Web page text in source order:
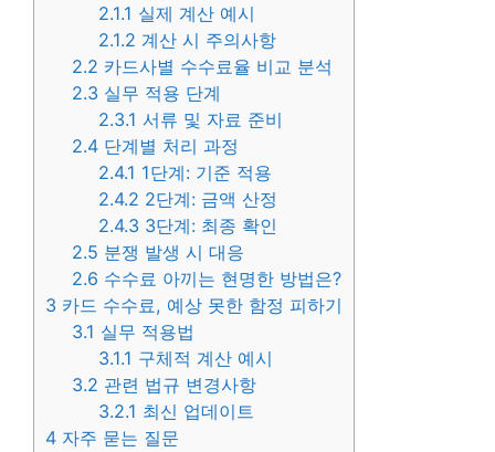
2.1.1 실제 계산 예시
2.1.2 계산 시 주의사항
2.2 카드사별 수수료율 비교 분석
2.3 실무 적용 단계
2.3.1 서류 및 자료 준비
2.4 단계별 처리 과정
2.4.1 1단계: 기준 적용
2.4.2 2단계: 금액 산정
2.4.3 3단계: 최종 확인
2.5 분쟁 발생 시 대응
2.6 수수료 아끼는 현명한 방법은?
3 카드 수수료, 예상 못한 함정 피하기
3.1 실무 적용법
3.1.1 구체적 계산 예시
3.2 관련 법규 변경사항
3.2.1 최신 업데이트
4 자주 묻는 질문